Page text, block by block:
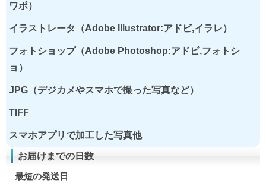
ワポ）
イラストレータ（Adobe Illustrator:アドビ,イラレ）
フォトショップ（Adobe Photoshop:アドビ,フォトシ
ョ）
JPG（デジカメやスマホで撮った写真など）
TIFF
スマホアプリで加工した写真他
お届けまでの日数
最短の発送日